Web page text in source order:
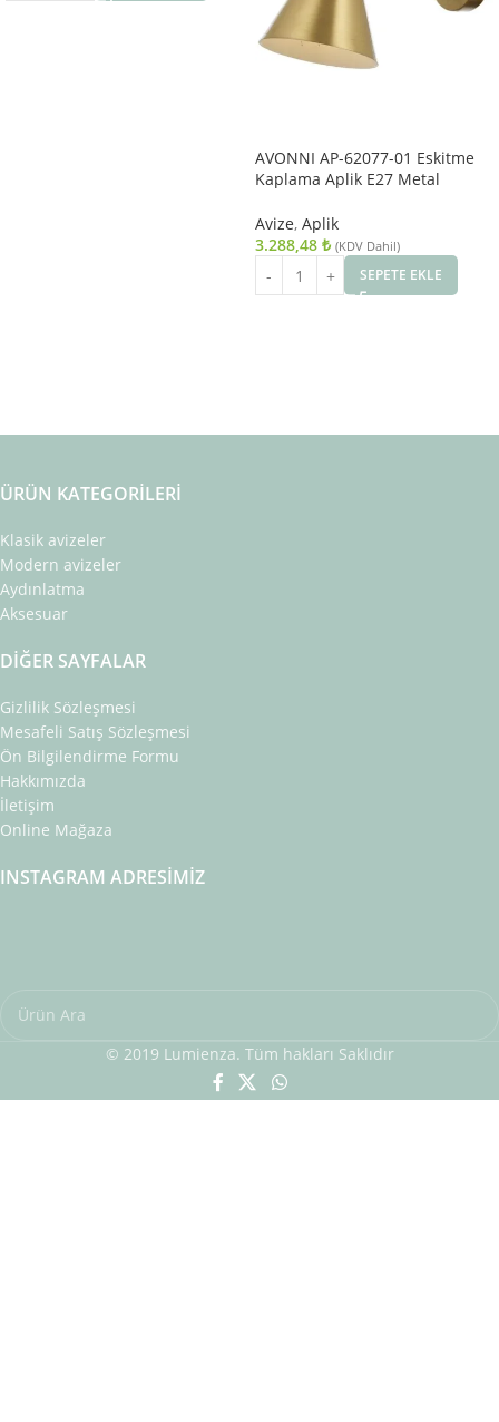
AVONNI AP-62077-01 Eskitme
Kaplama Aplik E27 Metal
Avize, Aplik
3.288,48 ₺ (KDV Dahil)
SEPETE EKLE
ÜRÜN KATEGORILERI
Klasik avizeler
Modern avizeler
Aydınlatma
Aksesuar
DIĞER SAYFALAR
Gizlilik Sözleşmesi
Mesafeli Satış Sözleşmesi
Ön Bilgilendirme Formu
Hakkımızda
İletişim
Online Mağaza
INSTAGRAM ADRESIMIZ
© 2019 Lumienza. Tüm hakları Saklıdır